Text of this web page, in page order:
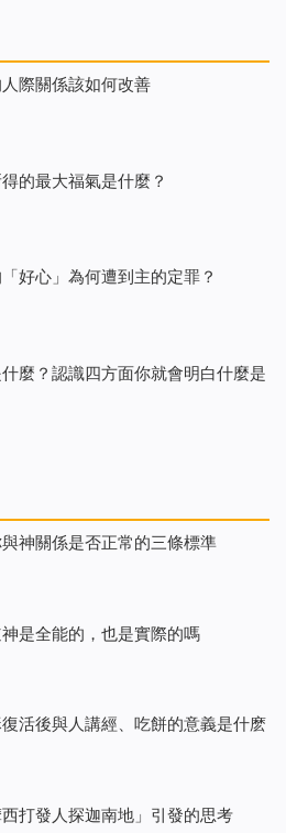
際關係該如何改善
的最大福氣是什麼？
好心」為何遭到主的定罪？
麼？認識四方面你就會明白什麼是
神關係是否正常的三條標準
是全能的，也是實際的嗎
活後與人講經、吃餅的意義是什麽
打發人探迦南地」引發的思考